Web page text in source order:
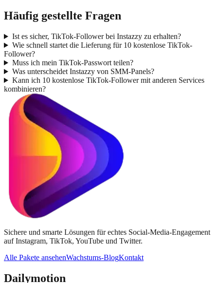
Häufig gestellte Fragen
Ist es sicher, TikTok-Follower bei Instazzy zu erhalten?
Wie schnell startet die Lieferung für 10 kostenlose TikTok-
Follower?
Muss ich mein TikTok-Passwort teilen?
Was unterscheidet Instazzy von SMM-Panels?
Kann ich 10 kostenlose TikTok-Follower mit anderen Services
kombinieren?
Sichere und smarte Lösungen für echtes Social-Media-Engagement
auf Instagram, TikTok, YouTube und Twitter.
Alle Pakete ansehenWachstums-BlogKontakt
Dailymotion